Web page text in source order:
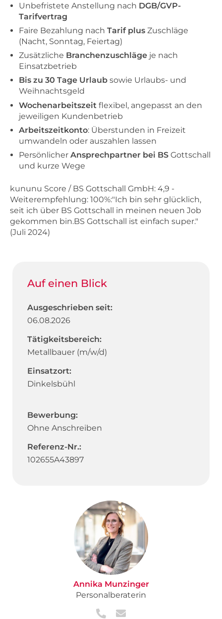
Unbefristete Anstellung nach DGB/GVP-
Tarifvertrag
Faire Bezahlung nach Tarif plus Zuschläge
(Nacht, Sonntag, Feiertag)
Zusätzliche Branchenzuschläge je nach
Einsatzbetrieb
Bis zu 30 Tage Urlaub sowie Urlaubs- und
Weihnachtsgeld
Wochenarbeitszeit flexibel, angepasst an den
jeweiligen Kundenbetrieb
Arbeitszeitkonto: Überstunden in Freizeit
umwandeln oder auszahlen lassen
Persönlicher Ansprechpartner bei BS Gottschall
und kurze Wege
kununu Score / BS Gottschall GmbH: 4,9 -
Weiterempfehlung: 100%:"Ich bin sehr glücklich,
seit ich über BS Gottschall in meinen neuen Job
gekommen bin.BS Gottschall ist einfach super."
(Juli 2024)
Auf einen Blick
Ausgeschrieben seit:
06.08.2026
Tätigkeitsbereich:
Metallbauer (m/w/d)
Einsatzort:
Dinkelsbühl
Bewerbung:
Ohne Anschreiben
Referenz-Nr.:
102655A43897
Annika Munzinger
Personalberaterin